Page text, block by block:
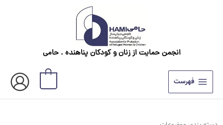
انجمن حمایت از زنان و کودکان پناهنده . حامی
فهرست